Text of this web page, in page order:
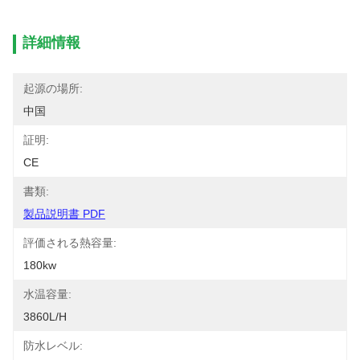
詳細情報
起源の場所:
中国
証明:
CE
書類:
製品説明書 PDF
評価される熱容量:
180kw
水温容量:
3860L/h
防水レベル: